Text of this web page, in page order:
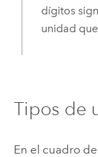
dígitos
unidad
Tipos de
En el cuadro